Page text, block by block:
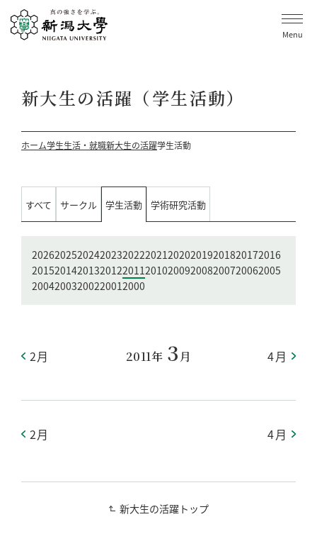
Menu
新大生の活躍（学生活動）
ホーム学生生活・就職新大生の活躍学生活動
すべて サークル 学生活動 学術研究活動
20262025202420232022202120202019201820172016
20152014201320122011201020092008200720062005
20042003200220012000
2011年 3月
2月 4月
2月 4月
新大生の活躍トップ